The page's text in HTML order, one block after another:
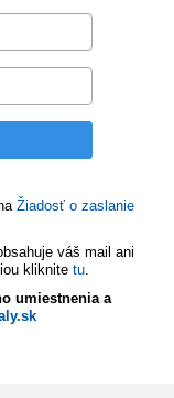
Žiadosť o zaslanie
váš mail ani
kliknite tu.
umiestnenia a